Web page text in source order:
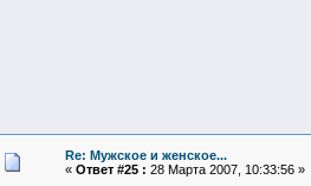
Re: Мужское и женское...
« Ответ #25 : 28 Марта 2007, 10:33:56 »